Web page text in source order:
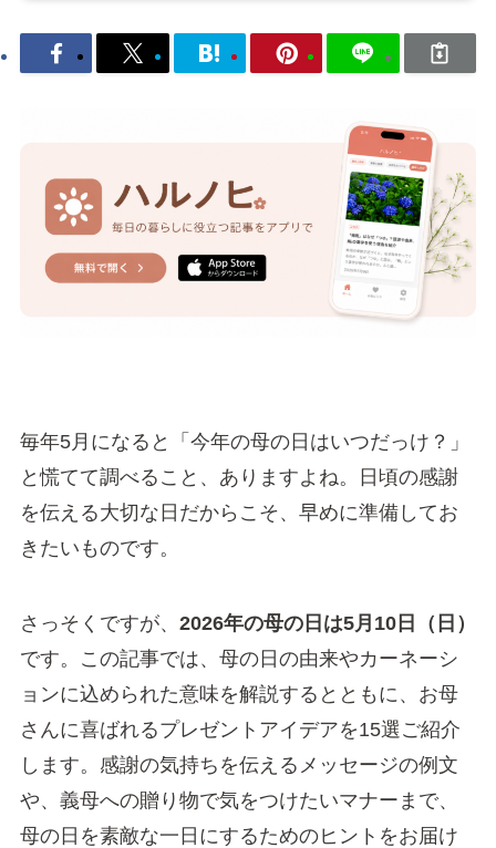
毎年5月になると「今年の母の日はいつだっけ？」
と慌てて調べること、ありますよね。日頃の感謝
を伝える大切な日だからこそ、早めに準備してお
きたいものです。
さっそくですが、 2026年の母の日は5月10日（日）
です。この記事では、母の日の由来やカーネーシ
ョンに込められた意味を解説するとともに、お母
さんに喜ばれるプレゼントアイデアを15選ご紹介
します。感謝の気持ちを伝えるメッセージの例文
や、義母への贈り物で気をつけたいマナーまで、
母の日を素敵な一日にするためのヒントをお届け